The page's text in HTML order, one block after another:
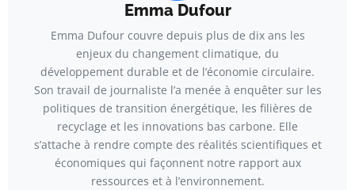
Emma Dufour
Emma Dufour couvre depuis plus de dix ans les
enjeux du changement climatique, du
développement durable et de l’économie circulaire.
Son travail de journaliste l’a menée à enquêter sur les
politiques de transition énergétique, les filières de
recyclage et les innovations bas carbone. Elle
s’attache à rendre compte des réalités scientifiques et
économiques qui façonnent notre rapport aux
ressources et à l’environnement.